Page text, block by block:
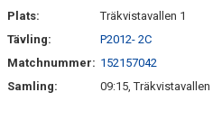
Plats:
Träkvistavallen 1
Tävling:
P2012- 2C
Matchnummer: 152157042
Samling:
09:15, Träkvistavallen